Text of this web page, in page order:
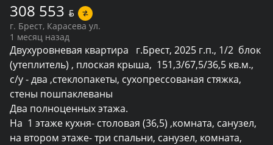
308 553 BYN
г. Брест, Карасева ул.
1 месяц назад
Двухуровневая квартира   г.Брест, 2025 г.п., 1/2  блок
(утеплитель) , плоская крыша,  151,3/67,5/36,5 кв.м.,
с/у - два ,стеклопакеты, сухопрессованая стяжка,
стены пошпаклеваны
Два полноценных этажа.
На  1 этаже кухня- столовая (36,5) ,комната, санузел,
на втором этаже- три спальни, санузел, комната,